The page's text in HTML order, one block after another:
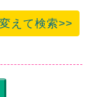
えて検索>>